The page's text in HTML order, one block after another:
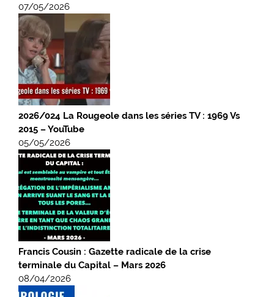
07/05/2026
2026/024 La Rougeole dans les séries TV : 1969 Vs
2015 – YouTube
05/05/2026
Francis Cousin : Gazette radicale de la crise
terminale du Capital – Mars 2026
08/04/2026